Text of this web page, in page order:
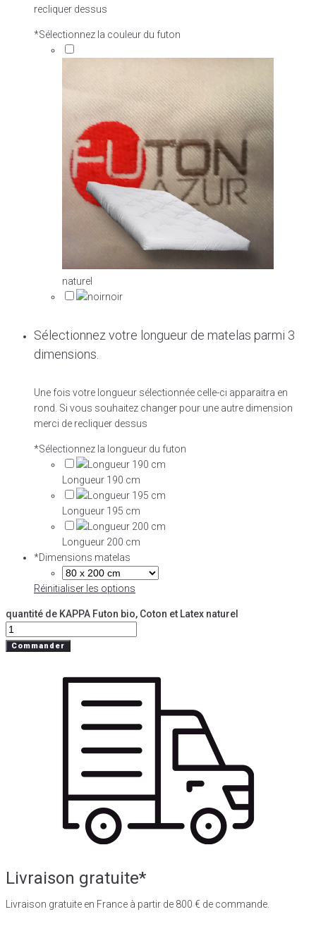
recliquer dessus
*Sélectionnez la couleur du futon
naturel
noir
Sélectionnez votre longueur de matelas parmi 3
dimensions.
Une fois votre longueur sélectionnée celle-ci apparaitra en
rond. Si vous souhaitez changer pour une autre dimension
merci de recliquer dessus
*Sélectionnez la longueur du futon
Longueur 190 cm
Longueur 195 cm
Longueur 200 cm
*Dimensions matelas
Réinitialiser les options
quantité de KAPPA Futon bio, Coton et Latex naturel
Commander
Livraison gratuite*
Livraison gratuite en France à partir de 800 € de commande.